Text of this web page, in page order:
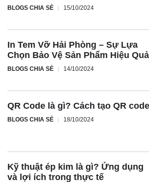
BLOGS CHIA SẺ 15/10/2024
In Tem Vỡ Hải Phòng – Sự Lựa
Chọn Bảo Vệ Sản Phẩm Hiệu Quả
BLOGS CHIA SẺ 14/10/2024
QR Code là gì? Cách tạo QR code
BLOGS CHIA SẺ 18/10/2024
Kỹ thuật ép kim là gì? Ứng dụng
và lợi ích trong thực tế